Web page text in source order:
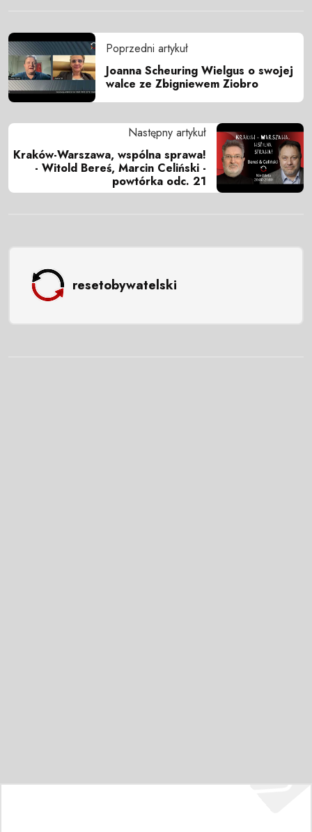
Poprzedni artykuł
Joanna Scheuring Wielgus o swojej
walce ze Zbigniewem Ziobro
Następny artykuł
Kraków-Warszawa, wspólna sprawa!
- Witold Bereś, Marcin Celiński -
powtórka odc. 21
resetobywatelski